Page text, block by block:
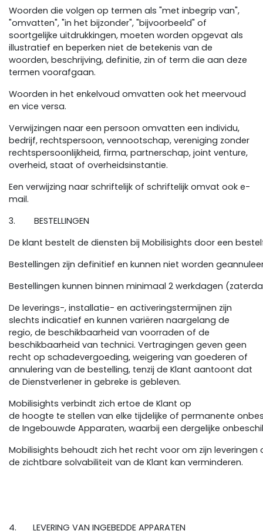
Woorden die volgen op termen als "met inbegrip van",
"omvatten", "in het bijzonder", "bijvoorbeeld" of
soortgelijke uitdrukkingen, moeten worden opgevat als
illustratief en beperken niet de betekenis van de
woorden, beschrijving, definitie, zin of term die aan deze
termen voorafgaan.
Woorden in het enkelvoud omvatten ook het meervoud
en vice versa.
Verwijzingen naar een persoon omvatten een individu,
bedrijf, rechtspersoon, vennootschap, vereniging zonder
rechtspersoonlijkheid, firma, partnerschap, joint venture,
overheid, staat of overheidsinstantie.
Een verwijzing naar schriftelijk of schriftelijk omvat ook e-
mail.
3. BESTELLINGEN
De klant bestelt de diensten bij Mobilisights door een
Bestellingen zijn definitief en kunnen niet worden
Bestellingen kunnen binnen minimaal 2 werkdagen
De leverings-, installatie- en activeringstermijnen zijn
slechts indicatief en kunnen variëren naargelang de
regio, de beschikbaarheid van voorraden of de
beschikbaarheid van technici. Vertragingen geven geen
recht op schadevergoeding, weigering van goederen of
annulering van de bestelling, tenzij de Klant aantoont dat
de Dienstverlener in gebreke is gebleven.
Mobilisights verbindt zich ertoe de Klant op
de hoogte te stellen van elke tijdelijke of permanente
de Ingebouwde Apparaten, waarbij een dergelijke
Mobilisights behoudt zich het recht voor om zijn
de zichtbare solvabiliteit van de Klant kan verminderen.
4. LEVERING VAN INGEBEDDE APPARATEN